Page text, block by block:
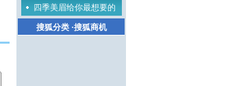
四季美眉给你最想要的
搜狐分类·搜狐商机